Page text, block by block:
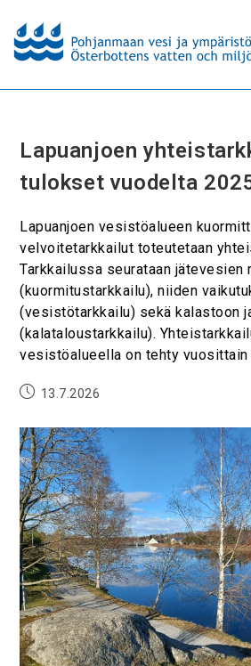
Lapuanjoen
tulokset vuodelta
Lapuanjoen vesistöalueen
velvoitetarkkailut toteutetaan
Tarkkailussa seurataan jätevesien
(kuormitustarkkailu), niiden
(vesistötarkkailu) sekä kalastoon
(kalataloustarkkailu).
vesistöalueella on tehty
13.7.2026